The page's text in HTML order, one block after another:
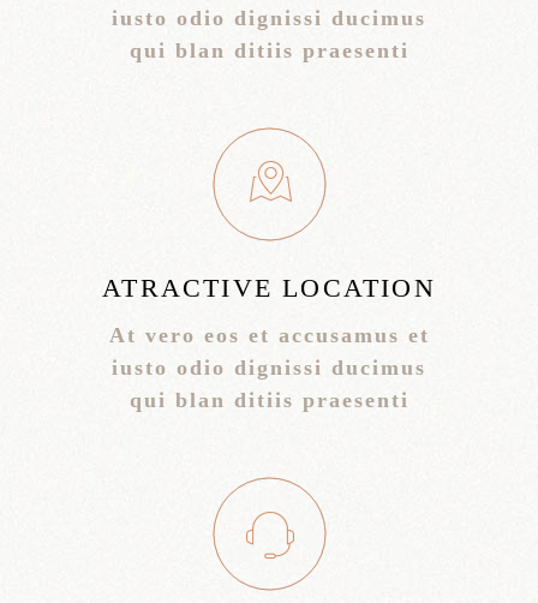
iusto odio dignissi ducimus
qui blan ditiis praesenti
ATRACTIVE LOCATION
At vero eos et accusamus et
iusto odio dignissi ducimus
qui blan ditiis praesenti